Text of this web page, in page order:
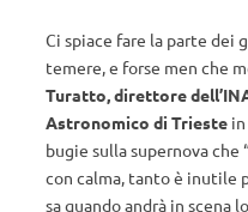
Ci spiace fare la parte dei
temere, e forse men che
Turatto, direttore
Astronomico di Trieste
bugie sulla supernova che
con calma, tanto è inutile
sa quando andrà in scena